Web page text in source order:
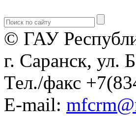
© ГАУ
г. Саранск, ул.
Тел./факс
E-mail: